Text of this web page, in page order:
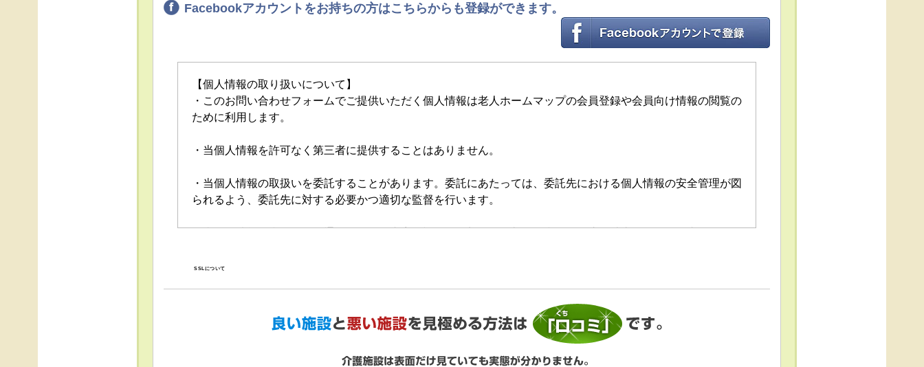
Facebookアカウントをお持ちの方はこちらからも登録ができます。
【個人情報の取り扱いについて】
・このお問い合わせフォームでご提供いただく個人情報は老人ホームマップの会員登録や会員向け情報の閲覧の
ために利用します。
・当個人情報を許可なく第三者に提供することはありません。
・当個人情報の取扱いを委託することがあります。委託にあたっては、委託先における個人情報の安全管理が図
られるよう、委託先に対する必要かつ適切な監督を行います。
口」で受け付けます。
・当ホームページではご利用状況の統計調査のためクッキー等を用いておりますが、これによる個人情報の取
SSLについて